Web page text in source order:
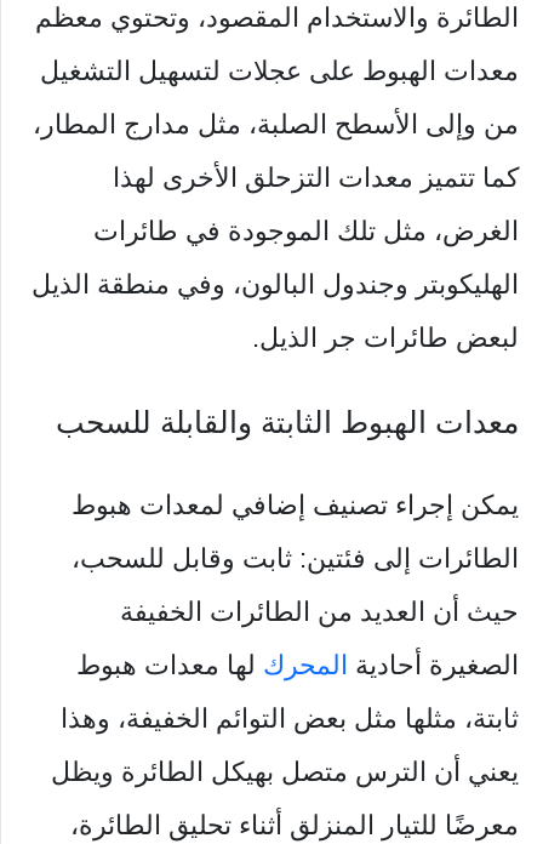
الطائرة والاستخدام المقصود، وتحتوي معظم
معدات الهبوط على عجلات لتسهيل التشغيل
من وإلى الأسطح الصلبة، مثل مدارج المطار،
كما تتميز معدات التزحلق الأخرى لهذا
الغرض، مثل تلك الموجودة في طائرات
الهليكوبتر وجندول البالون، وفي منطقة الذيل
لبعض طائرات جر الذيل.
معدات الهبوط الثابتة والقابلة للسحب
يمكن إجراء تصنيف إضافي لمعدات هبوط
الطائرات إلى فئتين: ثابت وقابل للسحب،
حيث أن العديد من الطائرات الخفيفة
الصغيرة أحادية المحرك لها معدات هبوط
ثابتة، مثلها مثل بعض التوائم الخفيفة، وهذا
يعني أن الترس متصل بهيكل الطائرة ويظل
معرضًا للتيار المنزلق أثناء تحليق الطائرة،